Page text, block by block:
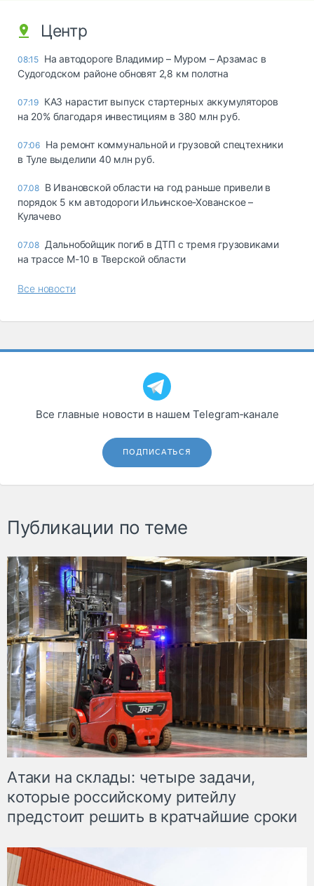
Центр
08:15 На автодороге Владимир – Муром – Арзамас в
Судогодском районе обновят 2,8 км полотна
07:19 КАЗ нарастит выпуск стартерных аккумуляторов
на 20% благодаря инвестициям в 380 млн руб.
07:06 На ремонт коммунальной и грузовой спецтехники
в Туле выделили 40 млн руб.
07.08 В Ивановской области на год раньше привели в
порядок 5 км автодороги Ильинское-Хованское –
Кулачево
07.08 Дальнобойщик погиб в ДТП с тремя грузовиками
на трассе М-10 в Тверской области
Все новости
Все главные новости в нашем Telegram‑канале
ПОДПИСАТЬСЯ
Публикации по теме
Атаки на склады: четыре задачи,
которые российскому ритейлу
предстоит решить в кратчайшие сроки